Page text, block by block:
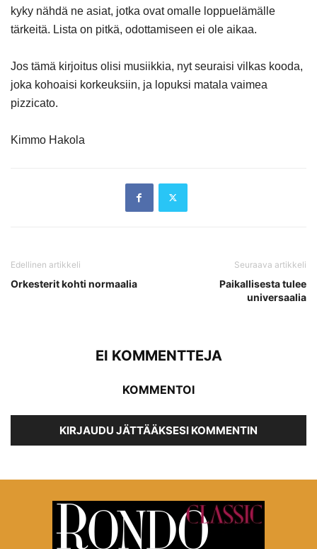
kyky nähdä ne asiat, jotka ovat omalle loppuelämälle
tärkeitä. Lista on pitkä, odottamiseen ei ole aikaa.
Jos tämä kirjoitus olisi musiikkia, nyt seuraisi vilkas kooda,
joka kohoaisi korkeuksiin, ja lopuksi matala vaimea
pizzicato.
Kimmo Hakola
Edellinen artikkeli
Orkesterit kohti normaalia
Seuraava artikkeli
Paikallisesta tulee
universaalia
EI KOMMENTTEJA
KOMMENTOI
KIRJAUDU JÄTTÄÄKSESI KOMMENTIN